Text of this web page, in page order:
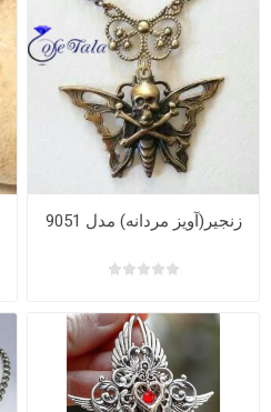
زنجیر(آویز مردانه) مدل 9051